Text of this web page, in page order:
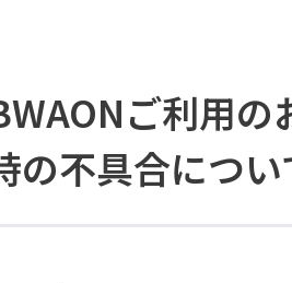
ご利用
の不具合につい